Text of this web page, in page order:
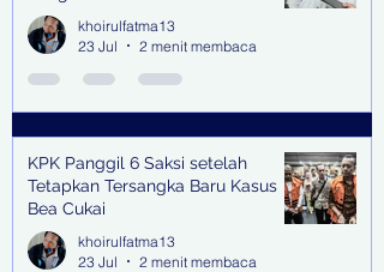
khoirulfatma13
23 Jul
2 menit membaca
KPK Panggil 6 Saksi setelah
Tetapkan Tersangka Baru Kasus
Bea Cukai
khoirulfatma13
23 Jul
2 menit membaca